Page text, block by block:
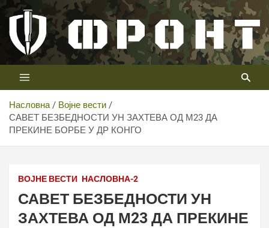
Скип
цонтент
Телевизија ФРОНТ
Први војни канал у Србији
Насловна
Војне вести
САВЕТ БЕЗБЕДНОСТИ УН ЗАХТЕВА ОД М23 ДА
ПРЕКИНЕ БОРБЕ У ДР КОНГО
ВОЈНЕ ВЕСТИ НАСЛОВНА-2
САВЕТ БЕЗБЕДНОСТИ УН
ЗАХТЕВА ОД М23 ДА ПРЕКИНЕ